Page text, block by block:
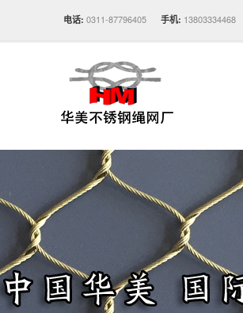
电话: 0311-87796405 手机: 13803334468